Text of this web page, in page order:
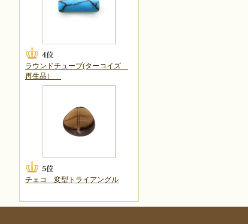
ラウンドチューブ(ターコイズ
再生品）
チェコ 変型トライアングル